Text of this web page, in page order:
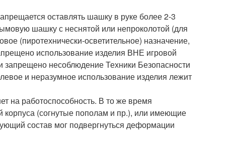
оставлять шашку в руке более 2-3
шашку с неснятой или непроколотой (для
(пиротехнически-осветительное) назначение,
использование изделия ВНЕ игровой
запрещено несоблюдение Техники Безопасности
и неразумное использование изделия лежит
на работоспособность. В то же время
(согнутые пополам и пр.), или имеющие
состав мог подвергнуться деформации